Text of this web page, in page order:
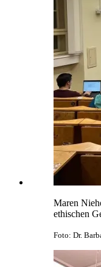
Maren
ethischen
Foto: Dr.